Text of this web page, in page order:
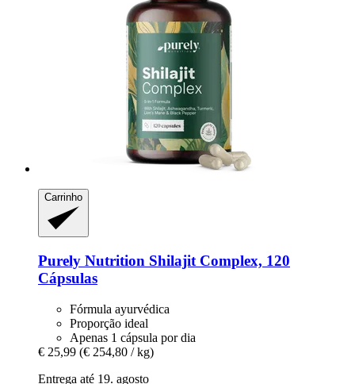
Carrinho
Purely Nutrition Shilajit Complex, 120
Cápsulas
Fórmula ayurvédica
Proporção ideal
Apenas 1 cápsula por dia
€ 25,99 (€ 254,80 / kg)
Entrega até 19. agosto